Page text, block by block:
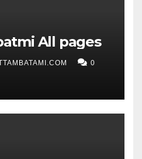
All pages
0